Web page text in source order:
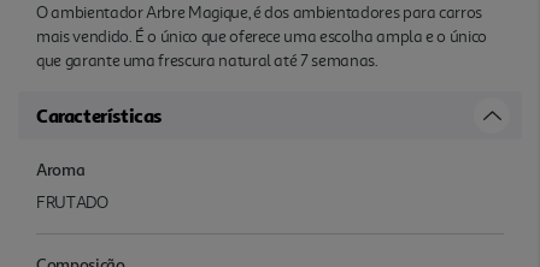
O ambientador Arbre Magique, é dos ambientadores para carros
mais vendido. É o único que oferece uma escolha ampla e o único
que garante uma frescura natural até 7 semanas.
Características
Aroma
FRUTADO